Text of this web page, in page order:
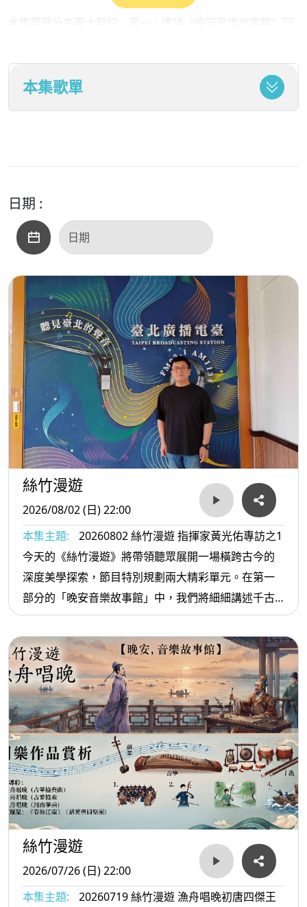
義」，傳說中一架古瑟因故一分為二，從此瑟音沉厚，箏聲
清亮，開啟了兩件樂器的流轉史。
遊，沉浸在這場跨越歷史、融合古今的江南音樂盛宴。
1. 老六板
2. 琵琶古曲《陽春白雪》
3. 聶耳《金蛇狂舞》
4. 古箏孫文妍《凡忘工》(江南絲竹)
5. 《中花六板》
6. 《歡樂歌》
7. 楊春林《絲竹新韻》
本集【晚安，音樂故事館】，感謝秦浩老師飾演，綩無義偉
華飾演大女兒，欣亞飾演小女兒，艾爾森飾演秦始皇，接下
來就把時間交還給馬利主持人。
本集歌單
日期 :
絲竹漫遊
2026/08/02 (日) 22:00
本集主題:
20260802 絲竹漫遊 指揮家黃光佑專訪之1
今天的《絲竹漫遊》將帶領聽眾展開一場橫跨古今的
深度美學探索，節目特別規劃兩大精彩單元。在第一
部分的「晚安音樂故事館」中，我們將細細講述千古
流傳的知音傳奇——「俞伯牙與成連先生學琴」。故
事從海上荒島的極致孤寂出發，引領聽眾感受大自然
萬物與琴音的共鳴。究竟成連先生是如何透過神祕的
荒島之行，引領伯牙深刻領悟音樂的真諦？其實學琴
不只是學技巧，還包含身心靈的滋養。節目的第二部
分迎來知名指揮家黃光佑老師來到節目現場。透過與
黃老師的深度對談，我們將聊聊他是如何開啟國樂學
習生涯，透過手中的指揮棒，在深厚的傳統國樂底蘊
中巧妙揉合當代思維，為絲竹樂賦予全新且震撼的生
命力。
絲竹漫遊
2026/07/26 (日) 22:00
本集主題:
20260719 絲竹漫遊 漁舟唱晚初唐四傑王